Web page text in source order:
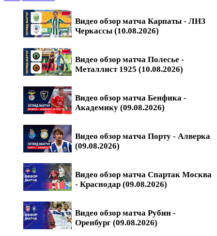
Видео обзор матча Карпаты - ЛНЗ
Черкассы (10.08.2026)
Видео обзор матча Полесье -
Металлист 1925 (10.08.2026)
Видео обзор матча Бенфика -
Академику (09.08.2026)
Видео обзор матча Порту - Алверка
(09.08.2026)
Видео обзор матча Спартак Москва
- Краснодар (09.08.2026)
Видео обзор матча Рубин -
Оренбург (09.08.2026)